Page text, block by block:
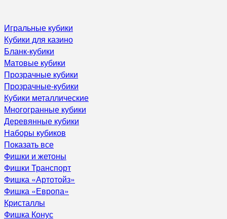
Игральные кубики
Кубики для казино
Бланк-кубики
Матовые кубики
Прозрачные кубики
Прозрачные-кубики
Кубики металлические
Многогранные кубики
Деревянные кубики
Наборы кубиков
Показать все
Фишки и жетоны
Фишки Транспорт
Фишка «Артотойз»
Фишка «Европа»
Кристаллы
Фишка Конус